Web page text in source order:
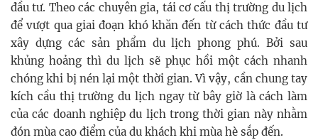
đầu tư. Theo các chuyên gia, tái cơ cấu thị trường du lịch
để vượt qua giai đoạn khó khăn đến từ cách thức đầu tư
xây dựng các sản phẩm du lịch phong phú. Bởi sau
khủng hoảng thì du lịch sẽ phục hồi một cách nhanh
chóng khi bị nén lại một thời gian. Vì vậy, cần chung tay
kích cầu thị trường du lịch ngay từ bây giờ là cách làm
của các doanh nghiệp du lịch trong thời gian này nhằm
đón mùa cao điểm của du khách khi mùa hè sắp đến.